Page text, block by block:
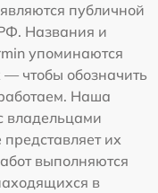
публичной
Названия и
упоминаются
чтобы обозначить
Наша
владельцами
их
выполняются
в